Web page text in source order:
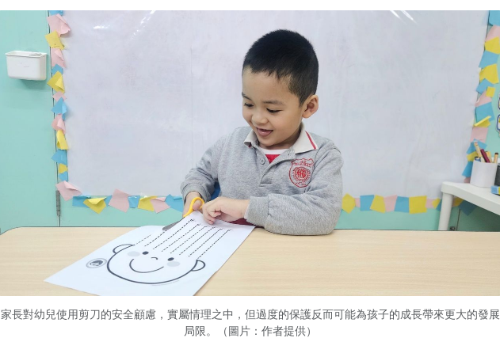
家長對幼兒使用剪刀的安全顧慮，實屬情理之中，但過度的保護反而可能為孩子的成長帶來更大的發展
局限。（圖片：作者提供）